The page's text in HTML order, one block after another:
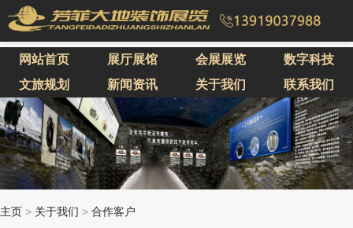
网站首页 展厅展馆 会展展览
数字科技
文旅规划
新闻资讯 关于我们 联系我们
主页 > 关于我们 > 合作客户